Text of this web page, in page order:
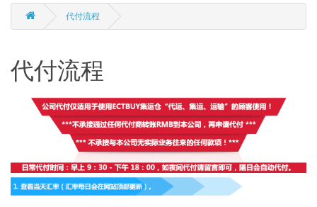
代付流程
代付流程